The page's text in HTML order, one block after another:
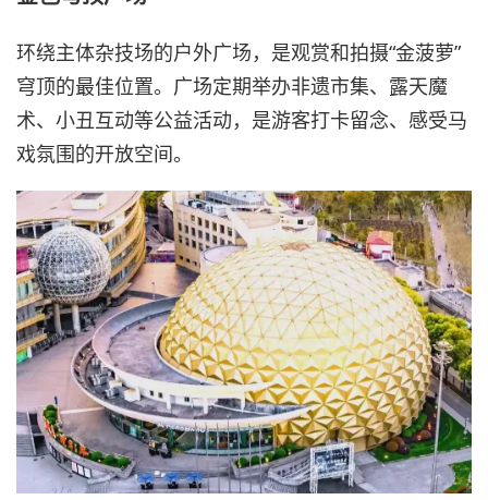
环绕主体杂技场的户外广场，是观赏和拍摄“金菠萝”
穹顶的最佳位置。广场定期举办非遗市集、露天魔
术、小丑互动等公益活动，是游客打卡留念、感受马
戏氛围的开放空间。